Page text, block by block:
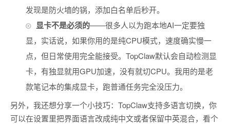
发现是防火墙的锅，添加白名单后秒开。
显卡不是必须的——很多人以为跑本地AI一定要独
显，实话说，如果你用的是纯CPU模式，速度确实慢一
点，但日常使用完全能接受。TopClaw默认会自动检测显
卡，有独显就用GPU加速，没有就切CPU。我用的是老
款笔记本的集成显卡，跑普通任务完全没压力。
另外，我还想分享一个小技巧：TopClaw支持多语言切换，你
可以在设置里把界面语言改成纯中文或者保留中英混合，看个